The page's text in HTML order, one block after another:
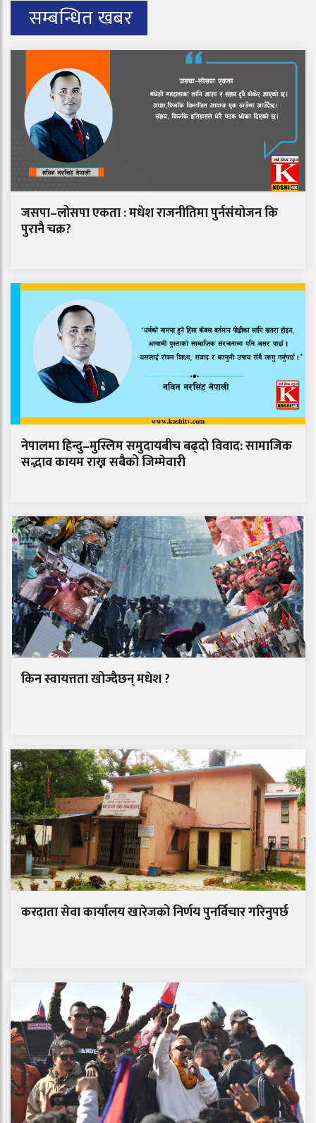
सम्बन्धित खबर
जसपा–लोसपा एकता : मधेश राजनीतिमा पुर्नसंयोजन कि
पुरानै चक्र?
नेपालमा हिन्दु–मुस्लिम समुदायबीच बढ्दो विवाद: सामाजिक
सद्भाव कायम राख्न सबैको जिम्मेवारी
किन स्वायत्तता खोज्दैछन् मधेश ?
करदाता सेवा कार्यालय खारेजको निर्णय पुनर्विचार गरिनुपर्छ